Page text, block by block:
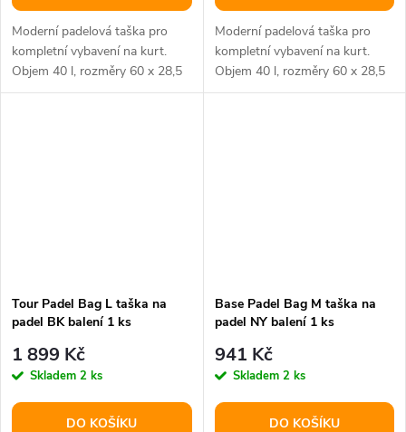
Moderní padelová taška pro
kompletní vybavení na kurt.
Objem 40 l, rozměry 60 x 28,5
x 36,5 cm.
Moderní padelová taška pro
kompletní vybavení na kurt.
Objem 40 l, rozměry 60 x 28,5
x 36,5 cm.
Tour Padel Bag L taška na
padel BK balení 1 ks
1 899 Kč
Skladem 2 ks
DO KOŠÍKU
Base Padel Bag M taška na
padel NY balení 1 ks
941 Kč
Skladem 2 ks
DO KOŠÍKU